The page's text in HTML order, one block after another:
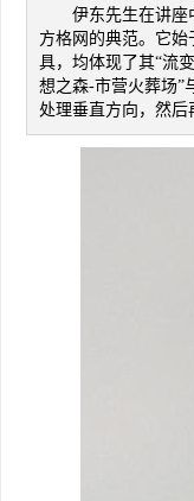
伊东先生在讲座
方格网的典范。它
具，均体现了其“流
想之森-市营火葬场”
处理垂直方向，然